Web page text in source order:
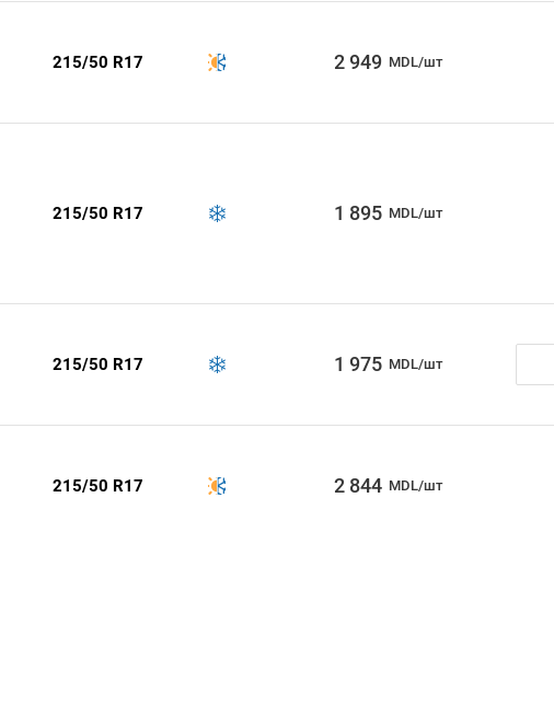
215/50 R17 2 949 MDL/шт
215/50 R17 1 895 MDL/шт
215/50 R17 1 975 MDL/шт
215/50 R17 2 844 MDL/шт